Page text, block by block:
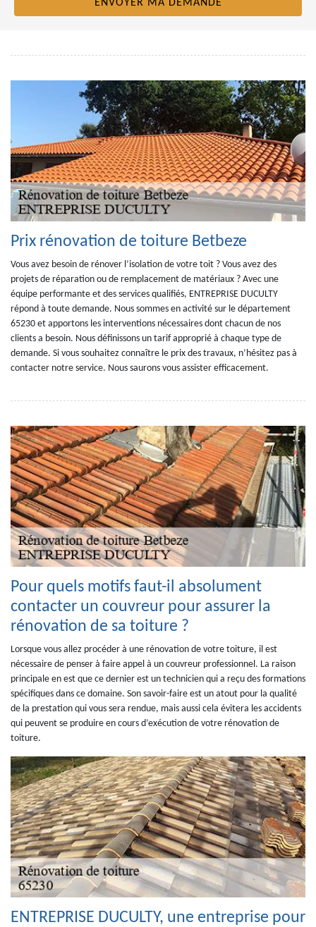
Prix rénovation de toiture Betbeze
Vous avez besoin de rénover l’isolation de votre toit ? Vous avez des
projets de réparation ou de remplacement de matériaux ? Avec une
équipe performante et des services qualifiés, ENTREPRISE DUCULTY
répond à toute demande. Nous sommes en activité sur le département
65230 et apportons les interventions nécessaires dont chacun de nos
clients a besoin. Nous définissons un tarif approprié à chaque type de
demande. Si vous souhaitez connaître le prix des travaux, n’hésitez pas à
contacter notre service. Nous saurons vous assister efficacement.
Pour quels motifs faut-il absolument
contacter un couvreur pour assurer la
rénovation de sa toiture ?
Lorsque vous allez procéder à une rénovation de votre toiture, il est
nécessaire de penser à faire appel à un couvreur professionnel. La raison
principale en est que ce dernier est un technicien qui a reçu des formations
spécifiques dans ce domaine. Son savoir-faire est un atout pour la qualité
de la prestation qui vous sera rendue, mais aussi cela évitera les accidents
qui peuvent se produire en cours d’exécution de votre rénovation de
toiture.
ENTREPRISE DUCULTY, une entreprise pour